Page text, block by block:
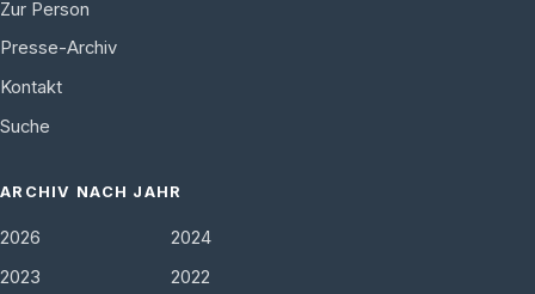
Zur Person
Presse-Archiv
Kontakt
Suche
ARCHIV NACH JAHR
2026
2024
2023
2022